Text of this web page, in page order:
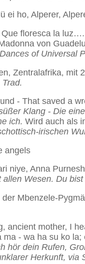
ei ho, Alperer,
Que floresca la
von
of Universal
Zentralafrika, mit
Trad.
- That saved a
Klang - Die
ich. Wird auch als
irischen
angels
niye, Anna
Wesen. Du
der Mbenzele-
ancient mother, I
- wa ha su ko
hör dein Rufen,
Herkunft, via